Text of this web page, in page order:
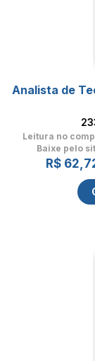
Analista de
Leitura no
Baixe pelo
R$